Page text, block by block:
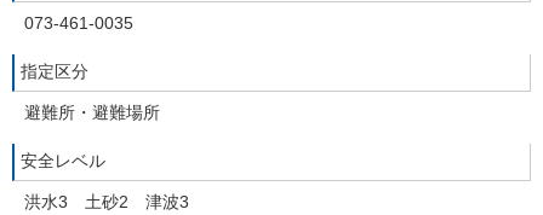
073-461-0035
指定区分
避難所・避難場所
安全レベル
洪水3 土砂2 津波3